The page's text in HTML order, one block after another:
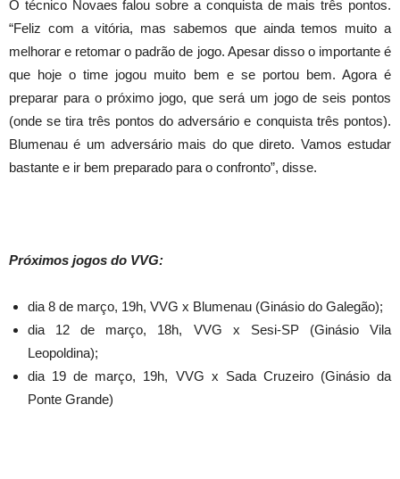
O técnico Novaes falou sobre a conquista de mais três pontos.
“Feliz com a vitória, mas sabemos que ainda temos muito a
melhorar e retomar o padrão de jogo. Apesar disso o importante é
que hoje o time jogou muito bem e se portou bem. Agora é
preparar para o próximo jogo, que será um jogo de seis pontos
(onde se tira três pontos do adversário e conquista três pontos).
Blumenau é um adversário mais do que direto. Vamos estudar
bastante e ir bem preparado para o confronto”, disse.
Próximos jogos do VVG:
dia 8 de março, 19h, VVG x Blumenau (Ginásio do Galegão);
dia 12 de março, 18h, VVG x Sesi-SP (Ginásio Vila
Leopoldina);
dia 19 de março, 19h, VVG x Sada Cruzeiro (Ginásio da
Ponte Grande)